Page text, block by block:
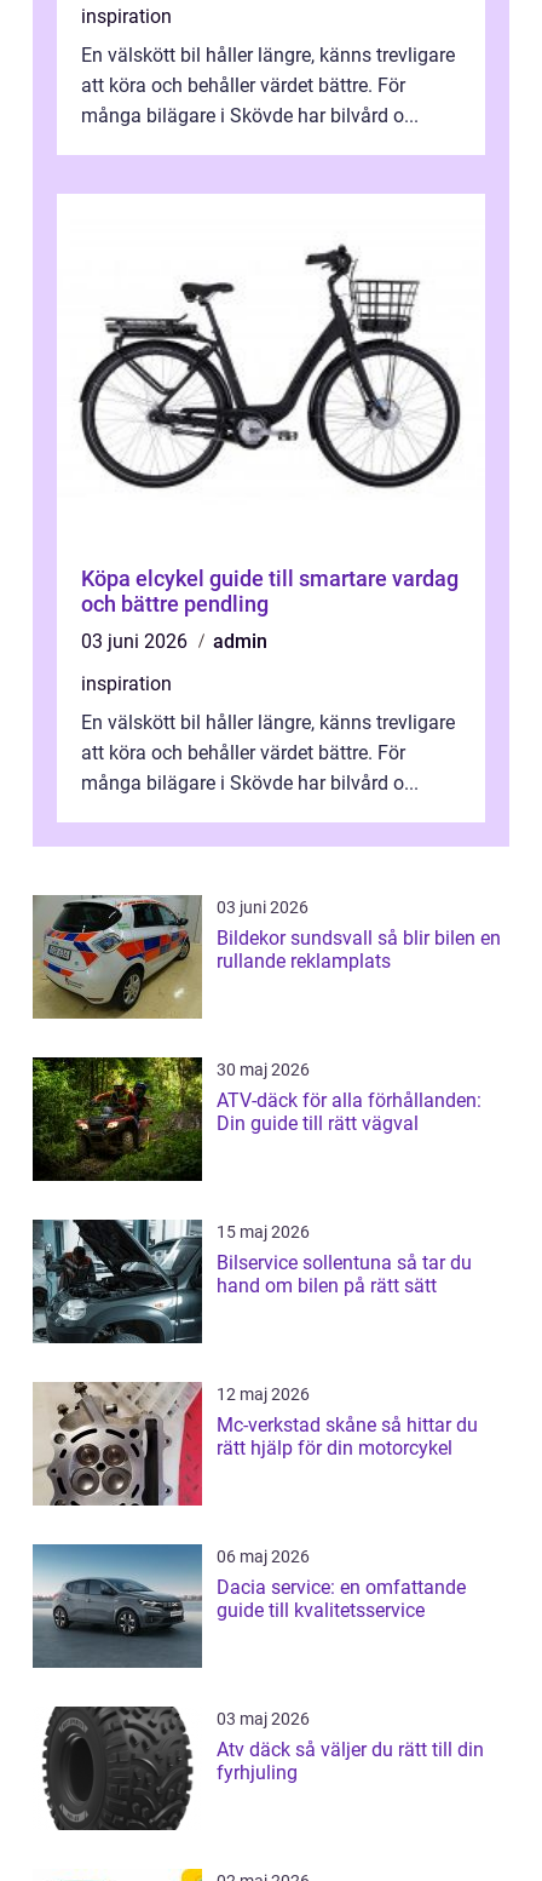
inspiration
En välskött bil håller längre, känns trevligare
att köra och behåller värdet bättre. För
många bilägare i Skövde har bilvård o...
Köpa elcykel guide till smartare vardag
och bättre pendling
03 juni 2026
admin
inspiration
En välskött bil håller längre, känns trevligare
att köra och behåller värdet bättre. För
många bilägare i Skövde har bilvård o...
03 juni 2026
Bildekor sundsvall så blir bilen en
rullande reklamplats
30 maj 2026
ATV-däck för alla förhållanden:
Din guide till rätt vägval
15 maj 2026
Bilservice sollentuna så tar du
hand om bilen på rätt sätt
12 maj 2026
Mc-verkstad skåne så hittar du
rätt hjälp för din motorcykel
06 maj 2026
Dacia service: en omfattande
guide till kvalitetsservice
03 maj 2026
Atv däck så väljer du rätt till din
fyrhjuling